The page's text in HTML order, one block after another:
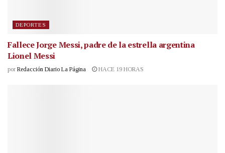
DEPORTES
Fallece Jorge Messi, padre de la estrella argentina
Lionel Messi
por Redacción Diario La Página HACE 19 HORAS